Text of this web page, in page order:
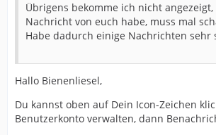
Übrigens bekomme ich nicht
Nachricht von euch habe, muss mal
Habe dadurch einige Nachrichten sehr
Hallo Bienenliesel,
Du kannst oben auf Dein Icon-Zeichen
Benutzerkonto verwalten, dann